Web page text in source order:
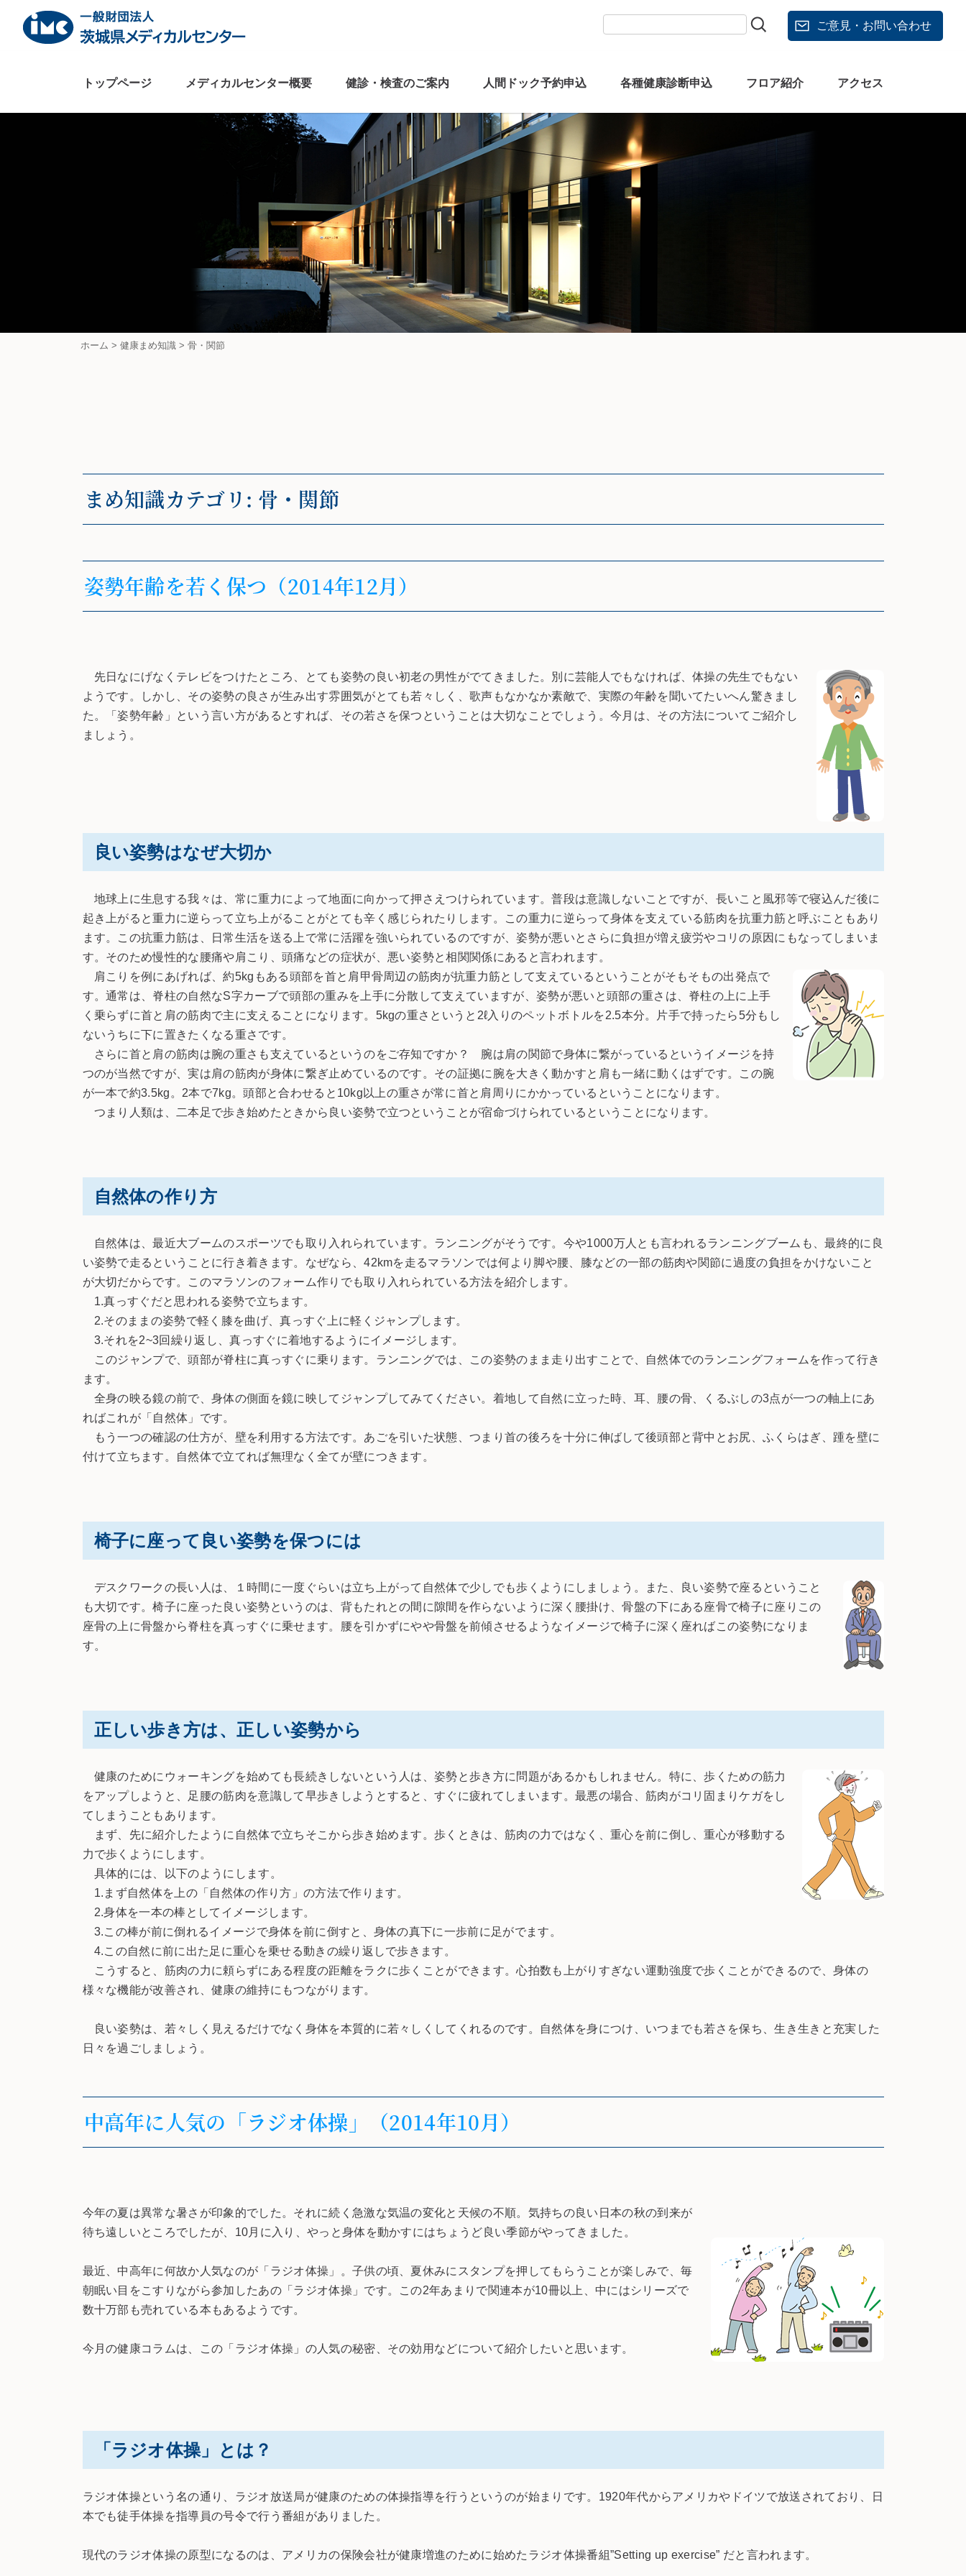
content
ご意見・お問い合わせ
トップページ メディカルセンター概要 健診・検査のご案内 人間ドック予約申込 各種健康診断申込 フロア紹介 アクセス
ホーム > 健康まめ知識 > 骨・関節
まめ知識カテゴリ: 骨・関節
姿勢年齢を若く保つ（2014年12月）
先日なにげなくテレビをつけたところ、とても姿勢の良い初老の男性がでてきました。別に芸能人でもなければ、体操の先生でもない
ようです。しかし、その姿勢の良さが生み出す雰囲気がとても若々しく、歌声もなかなか素敵で、実際の年齢を聞いてたいへん驚きまし
た。「姿勢年齢」という言い方があるとすれば、その若さを保つということは大切なことでしょう。今月は、その方法についてご紹介し
ましょう。
良い姿勢はなぜ大切か
地球上に生息する我々は、常に重力によって地面に向かって押さえつけられています。普段は意識しないことですが、長いこと風邪等で寝込んだ後に
起き上がると重力に逆らって立ち上がることがとても辛く感じられたりします。この重力に逆らって身体を支えている筋肉を抗重力筋と呼ぶこともあり
ます。この抗重力筋は、日常生活を送る上で常に活躍を強いられているのですが、姿勢が悪いとさらに負担が増え疲労やコリの原因にもなってしまいま
す。そのため慢性的な腰痛や肩こり、頭痛などの症状が、悪い姿勢と相関関係にあると言われます。
肩こりを例にあげれば、約5kgもある頭部を首と肩甲骨周辺の筋肉が抗重力筋として支えているということがそもそもの出発点で
す。通常は、脊柱の自然なS字カーブで頭部の重みを上手に分散して支えていますが、姿勢が悪いと頭部の重さは、脊柱の上に上手
く乗らずに首と肩の筋肉で主に支えることになります。5kgの重さというと2ℓ入りのペットボトルを2.5本分。片手で持ったら5分もし
ないうちに下に置きたくなる重さです。
さらに首と肩の筋肉は腕の重さも支えているというのをご存知ですか？ 腕は肩の関節で身体に繋がっているというイメージを持
つのが当然ですが、実は肩の筋肉が身体に繋ぎ止めているのです。その証拠に腕を大きく動かすと肩も一緒に動くはずです。この腕
が一本で約3.5kg。2本で7kg。頭部と合わせると10kg以上の重さが常に首と肩周りにかかっているということになります。
つまり人類は、二本足で歩き始めたときから良い姿勢で立つということが宿命づけられているということになります。
自然体の作り方
自然体は、最近大ブームのスポーツでも取り入れられています。ランニングがそうです。今や1000万人とも言われるランニングブームも、最終的に良
い姿勢で走るということに行き着きます。なぜなら、42kmを走るマラソンでは何より脚や腰、膝などの一部の筋肉や関節に過度の負担をかけないこと
が大切だからです。このマラソンのフォーム作りでも取り入れられている方法を紹介します。
1.真っすぐだと思われる姿勢で立ちます。
2.そのままの姿勢で軽く膝を曲げ、真っすぐ上に軽くジャンプします。
3.それを2~3回繰り返し、真っすぐに着地するようにイメージします。
このジャンプで、頭部が脊柱に真っすぐに乗ります。ランニングでは、この姿勢のまま走り出すことで、自然体でのランニングフォームを作って行き
ます。
全身の映る鏡の前で、身体の側面を鏡に映してジャンプしてみてください。着地して自然に立った時、耳、腰の骨、くるぶしの3点が一つの軸上にあ
ればこれが「自然体」です。
もう一つの確認の仕方が、壁を利用する方法です。あごを引いた状態、つまり首の後ろを十分に伸ばして後頭部と背中とお尻、ふくらはぎ、踵を壁に
付けて立ちます。自然体で立てれば無理なく全てが壁につきます。
椅子に座って良い姿勢を保つには
デスクワークの長い人は、１時間に一度ぐらいは立ち上がって自然体で少しでも歩くようにしましょう。また、良い姿勢で座るということ
も大切です。椅子に座った良い姿勢というのは、背もたれとの間に隙間を作らないように深く腰掛け、骨盤の下にある座骨で椅子に座りこの
座骨の上に骨盤から脊柱を真っすぐに乗せます。腰を引かずにやや骨盤を前傾させるようなイメージで椅子に深く座ればこの姿勢になりま
す。
正しい歩き方は、正しい姿勢から
健康のためにウォーキングを始めても長続きしないという人は、姿勢と歩き方に問題があるかもしれません。特に、歩くための筋力
をアップしようと、足腰の筋肉を意識して早歩きしようとすると、すぐに疲れてしまいます。最悪の場合、筋肉がコリ固まりケガをし
てしまうこともあります。
まず、先に紹介したように自然体で立ちそこから歩き始めます。歩くときは、筋肉の力ではなく、重心を前に倒し、重心が移動する
力で歩くようにします。
具体的には、以下のようにします。
1.まず自然体を上の「自然体の作り方」の方法で作ります。
2.身体を一本の棒としてイメージします。
3.この棒が前に倒れるイメージで身体を前に倒すと、身体の真下に一歩前に足がでます。
4.この自然に前に出た足に重心を乗せる動きの繰り返しで歩きます。
こうすると、筋肉の力に頼らずにある程度の距離をラクに歩くことができます。心拍数も上がりすぎない運動強度で歩くことができるので、身体の
様々な機能が改善され、健康の維持にもつながります。
良い姿勢は、若々しく見えるだけでなく身体を本質的に若々しくしてくれるのです。自然体を身につけ、いつまでも若さを保ち、生き生きと充実した
日々を過ごしましょう。
中高年に人気の「ラジオ体操」（2014年10月）
今年の夏は異常な暑さが印象的でした。それに続く急激な気温の変化と天候の不順。気持ちの良い日本の秋の到来が
待ち遠しいところでしたが、10月に入り、やっと身体を動かすにはちょうど良い季節がやってきました。
最近、中高年に何故か人気なのが「ラジオ体操」。子供の頃、夏休みにスタンプを押してもらうことが楽しみで、毎
朝眠い目をこすりながら参加したあの「ラジオ体操」です。この2年あまりで関連本が10冊以上、中にはシリーズで
数十万部も売れている本もあるようです。
今月の健康コラムは、この「ラジオ体操」の人気の秘密、その効用などについて紹介したいと思います。
「ラジオ体操」とは？
ラジオ体操という名の通り、ラジオ放送局が健康のための体操指導を行うというのが始まりです。1920年代からアメリカやドイツで放送されており、日
本でも徒手体操を指導員の号令で行う番組がありました。
現代のラジオ体操の原型になるのは、アメリカの保険会社が健康増進のために始めたラジオ体操番組”Setting up exercise” だと言われます。